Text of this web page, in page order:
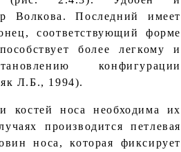
Волкова. Последний имеет
соответствующий форме
более легкому и
конфигурации
Л.Б., 1994).
костей носа необходима их
производится петлевая
носа, которая фиксирует